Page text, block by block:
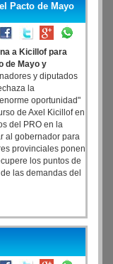
Pacto de Mayo
a Kicillof para
de Mayo y
y diputados
la
oportunidad"
de Axel Kicillof en
del PRO en la
al gobernador para
provinciales ponen
los puntos de
las demandas del